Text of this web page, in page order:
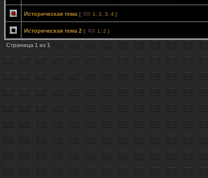
Историческая тема [ 1 2 3 4 ]
Историческая тема 2 [ 1 2 ]
Страница 1из 1